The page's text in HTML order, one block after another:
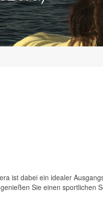
ist dabei ein idealer
Sie einen sportlichen